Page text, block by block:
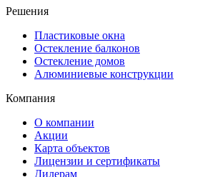
Решения
Пластиковые окна
Остекление балконов
Остекление домов
Алюминиевые конструкции
Компания
О компании
Акции
Карта объектов
Лицензии и сертификаты
Дилерам